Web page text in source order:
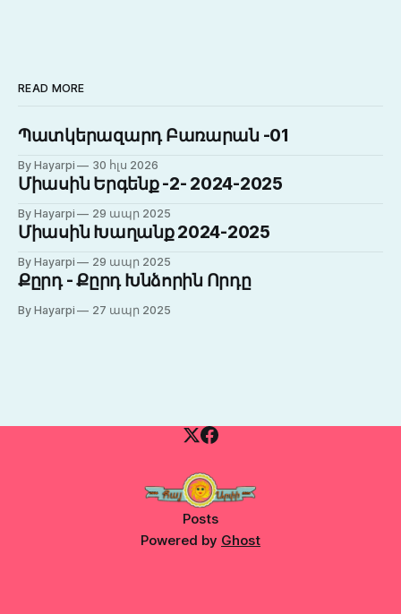
READ MORE
Պատկերազարդ Բառարան -01
By Hayarpi 30 հլս 2026
Միասին Երգենք -2- 2024-2025
By Hayarpi 29 ապր 2025
Միասին Խաղանք 2024-2025
By Hayarpi 29 ապր 2025
Քըրդ - Քըրդ Խնձորին Որդը
By Hayarpi 27 ապր 2025
Posts
Powered by Ghost